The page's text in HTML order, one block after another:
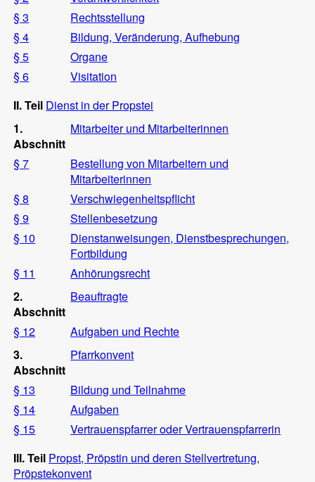
§ 3
Rechtsstellung
§ 4
Bildung, Veränderung, Aufhebung
§ 5
Organe
§ 6
Visitation
II. Teil Dienst in der Propstei
1.
Abschnitt
Mitarbeiter und Mitarbeiterinnen
§ 7
Bestellung von Mitarbeitern und
Mitarbeiterinnen
§ 8
Verschwiegenheitspflicht
§ 9
Stellenbesetzung
§ 10
Dienstanweisungen, Dienstbesprechungen,
Fortbildung
§ 11
Anhörungsrecht
2.
Abschnitt
Beauftragte
§ 12
Aufgaben und Rechte
3.
Abschnitt
Pfarrkonvent
§ 13
Bildung und Teilnahme
§ 14
Aufgaben
§ 15
Vertrauenspfarrer oder Vertrauenspfarrerin
III. Teil Propst, Pröpstin und deren Stellvertretung,
Pröpstekonvent